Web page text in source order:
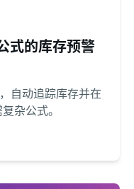
式的库存预警
自动追踪库存并在
杂公式。